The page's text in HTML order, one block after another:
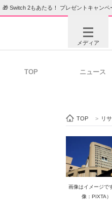
🎁 Switch 2もあたる！ プレゼントキャンペ
メディア
ビジネ
ITエンジ
TOP ニュース
TOP > リ
画像はイメージで
像：PIXTA）